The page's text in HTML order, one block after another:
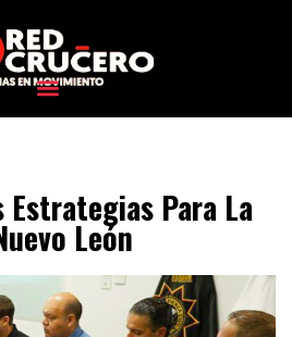
Estrategias Para La
León